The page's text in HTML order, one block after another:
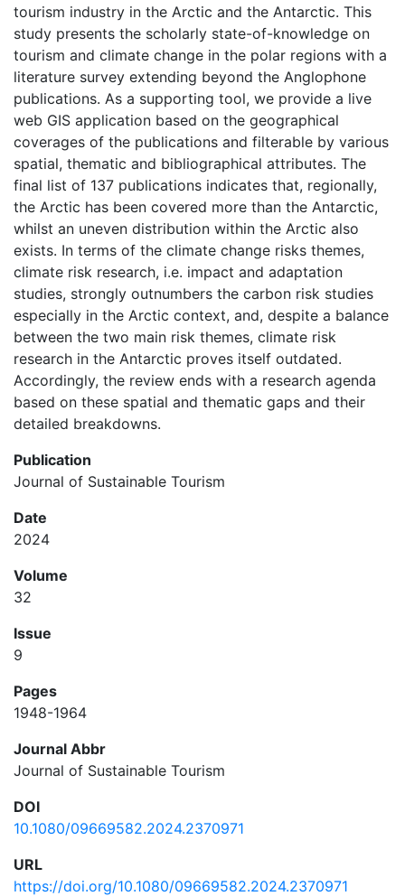
tourism industry in the Arctic and the Antarctic. This
study presents the scholarly state-of-knowledge on
tourism and climate change in the polar regions with a
literature survey extending beyond the Anglophone
publications. As a supporting tool, we provide a live
web GIS application based on the geographical
coverages of the publications and filterable by various
spatial, thematic and bibliographical attributes. The
final list of 137 publications indicates that, regionally,
the Arctic has been covered more than the Antarctic,
whilst an uneven distribution within the Arctic also
exists. In terms of the climate change risks themes,
climate risk research, i.e. impact and adaptation
studies, strongly outnumbers the carbon risk studies
especially in the Arctic context, and, despite a balance
between the two main risk themes, climate risk
research in the Antarctic proves itself outdated.
Accordingly, the review ends with a research agenda
based on these spatial and thematic gaps and their
detailed breakdowns.
Publication
Journal of Sustainable Tourism
Date
2024
Volume
32
Issue
9
Pages
1948-1964
Journal Abbr
Journal of Sustainable Tourism
DOI
10.1080/09669582.2024.2370971
URL
https://doi.org/10.1080/09669582.2024.2370971